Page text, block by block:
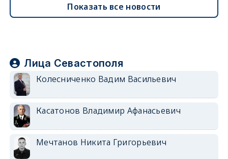
Показать все новости
Лица Севастополя
Колесниченко Вадим Васильевич
Касатонов Владимир Афанасьевич
Мечтанов Никита Григорьевич